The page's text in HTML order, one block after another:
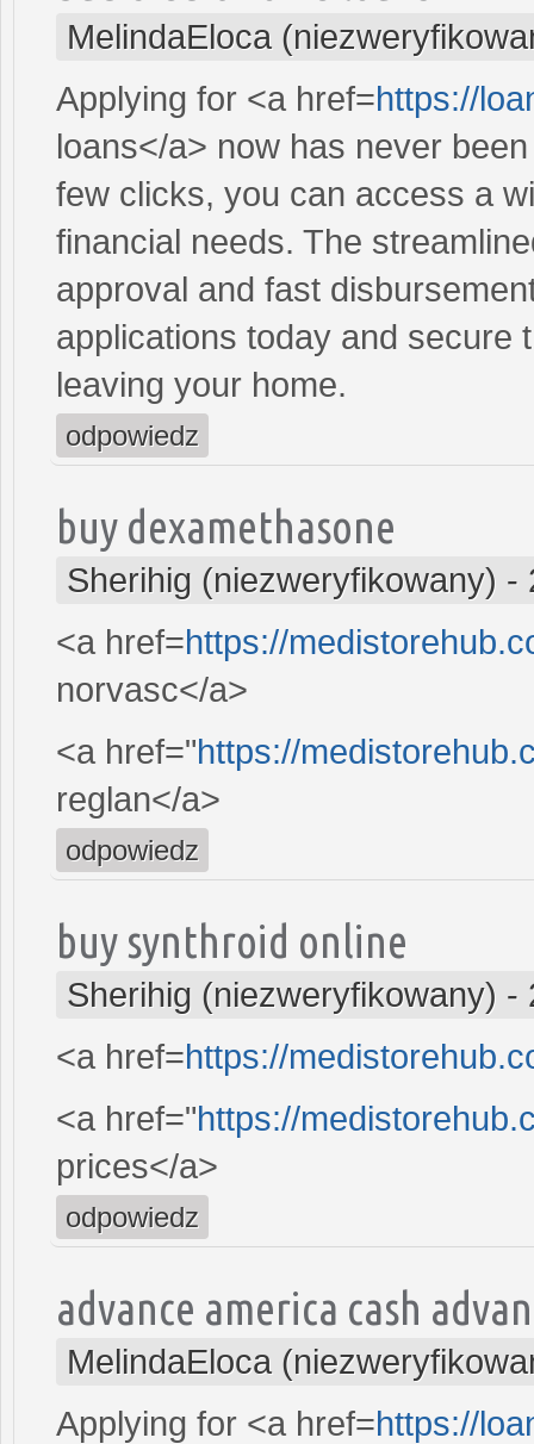
MelindaEloca
Applying for <a href=https://
loans</a> now has never
few clicks, you can access a
financial needs. The
approval and fast
applications today and secure
leaving your home.
odpowiedz
buy dexamethasone
Sherihig (niezweryfikowany) -
<a href=https://
norvasc</a>
<a href="https://
reglan</a>
odpowiedz
buy synthroid online
Sherihig (niezweryfikowany) -
<a href=https://
<a href="https://
prices</a>
odpowiedz
advance america cash
MelindaEloca
Applying for <a href=https://